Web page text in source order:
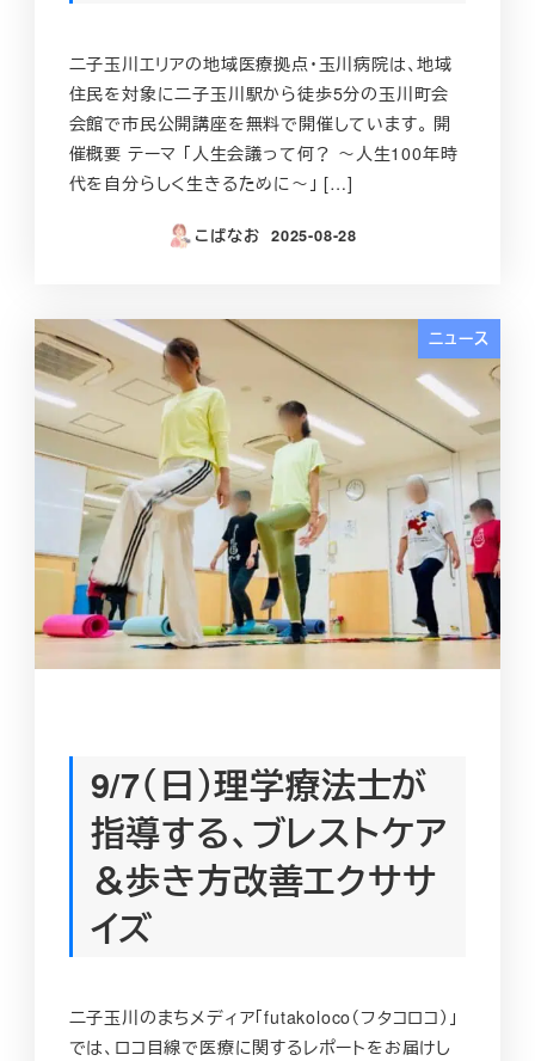
二子玉川エリアの地域医療拠点・玉川病院は、地域
住民を対象に二子玉川駅から徒歩5分の玉川町会
会館で市民公開講座を無料で開催しています。 開
催概要 テーマ 「人生会議って何？ ～人生100年時
代を自分らしく生きるために～」 […]
こばなお
投稿日
2025-08-28
ニュース
9/7（日）理学療法士が
指導する、ブレストケア
＆歩き方改善エクササ
イズ
二子玉川のまちメディア「futakoloco（フタコロコ）」
では、ロコ目線で医療に関するレポートをお届けし